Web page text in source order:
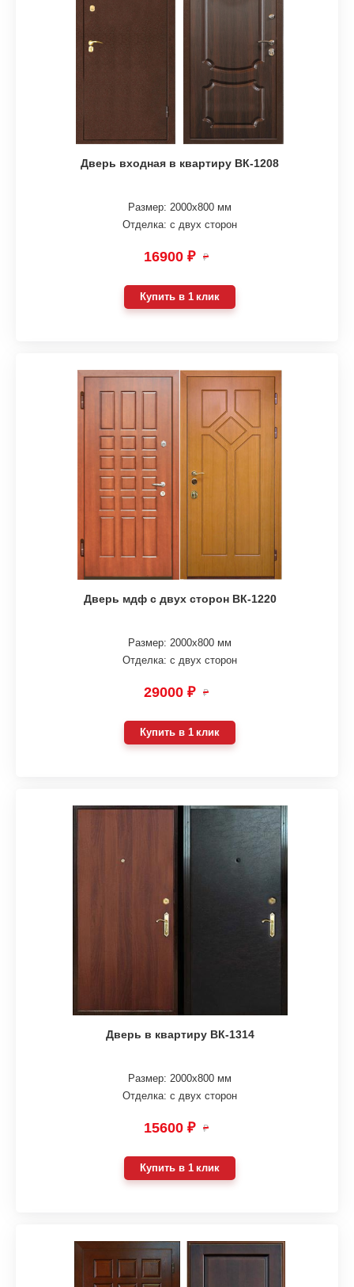
Дверь входная в квартиру ВК-1208
Размер: 2000х800 мм
Отделка: с двух сторон
16900 ₽ ₽
Купить в 1 клик
Дверь мдф с двух сторон ВК-1220
Размер: 2000х800 мм
Отделка: с двух сторон
29000 ₽ ₽
Купить в 1 клик
Дверь в квартиру ВК-1314
Размер: 2000х800 мм
Отделка: с двух сторон
15600 ₽ ₽
Купить в 1 клик